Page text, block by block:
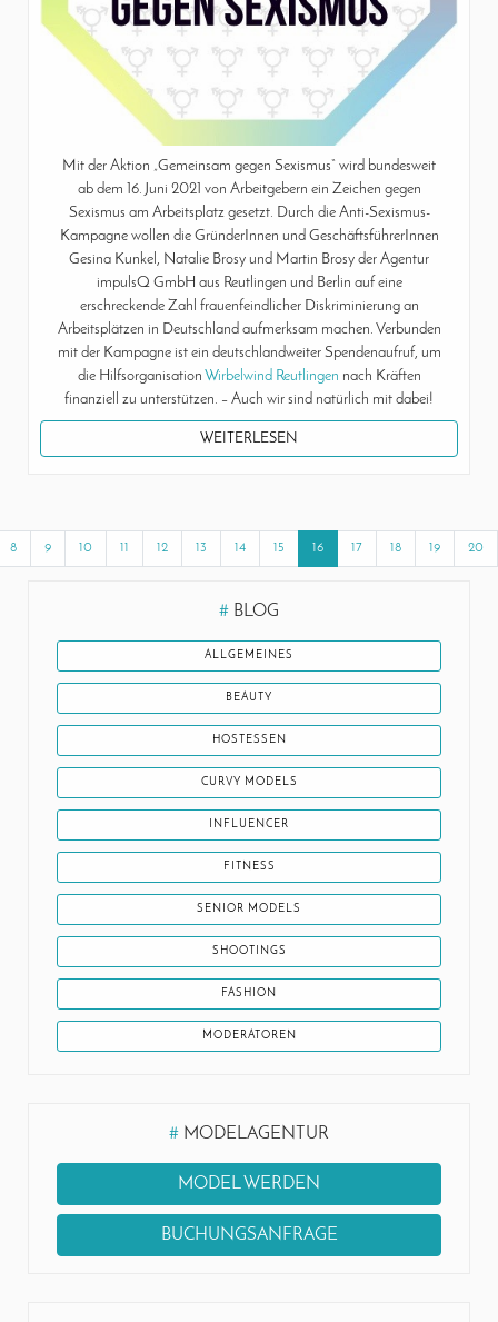
Mit der Aktion „Gemeinsam gegen Sexismus“ wird bundesweit
ab dem 16. Juni 2021 von Arbeitgebern ein Zeichen gegen
Sexismus am Arbeitsplatz gesetzt. Durch die Anti-Sexismus-
Kampagne wollen die GründerInnen und GeschäftsführerInnen
Gesina Kunkel, Natalie Brosy und Martin Brosy der Agentur
impulsQ GmbH aus Reutlingen und Berlin auf eine
erschreckende Zahl frauenfeindlicher Diskriminierung an
Arbeitsplätzen in Deutschland aufmerksam machen. Verbunden
mit der Kampagne ist ein deutschlandweiter Spendenaufruf, um
die Hilfsorganisation Wirbelwind Reutlingen nach Kräften
finanziell zu unterstützen. – Auch wir sind natürlich mit dabei!
WEITERLESEN
8 9 10 11 12 13 14 15 16 17 18 19 20
# BLOG
ALLGEMEINES
BEAUTY
HOSTESSEN
CURVY MODELS
INFLUENCER
FITNESS
SENIOR MODELS
SHOOTINGS
FASHION
MODERATOREN
# MODELAGENTUR
MODEL WERDEN
BUCHUNGSANFRAGE